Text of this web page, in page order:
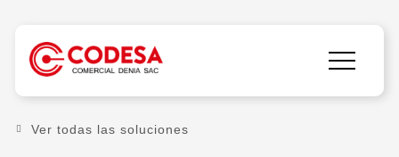
Ver todas las soluciones